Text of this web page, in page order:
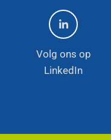
Volg ons op
LinkedIn